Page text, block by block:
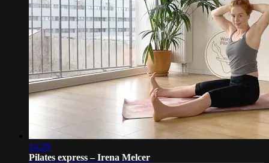
14:29
Pilates express – Irena Melcer